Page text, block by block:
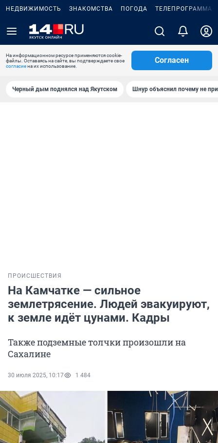
НЕДВИЖИМОСТЬ ЗНАКОМСТВА ПОГОДА ТЕЛЕПРОГРАММА
На информационном ресурсе применяются cookie-
файлы. Оставаясь на сайте, вы подтверждаете свое
согласиена их использование.
Согласен
Черный дым поднялся над Якутском Шнур объяснил почему не
ПРОИСШЕСТВИЯ
На Камчатке — сильное
землетрясение. Людей эвакуируют,
к земле идёт цунами. Кадры
Также подземные толчки произошли на
Сахалине
30 июля 2025, 10:17 1 484